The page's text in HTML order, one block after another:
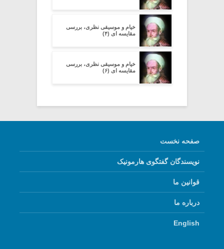
خیام و موسیقی نظری، بررسی
مقایسه ای (۴)
خیام و موسیقی نظری، بررسی
مقایسه ای (۶)
صفحه نخست
نویسندگان گفتگوی هارمونیک
قوانین ما
درباره ما
English